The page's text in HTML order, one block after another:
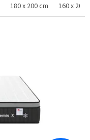
180 x 200 cm 160 x 200